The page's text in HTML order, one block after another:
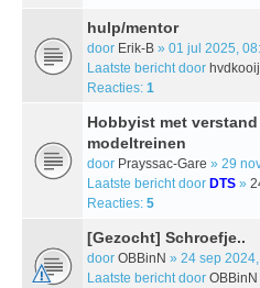
hulp/mentor
door Erik-B » 01 jul 2025,
Laatste bericht door hvdkooij
Reacties: 1
Hobbyist met
modeltreinen
door Prayssac-Gare » 29
Laatste bericht door DTS »
Reacties: 5
[Gezocht] Schroefje..
door OBBinN » 24 sep
Laatste bericht door OBBinN